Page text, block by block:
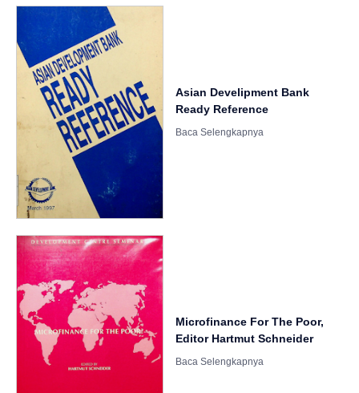
Asian Develipment Bank
Ready Reference
Microfinance For The Poor,
Editor Hartmut Schneider